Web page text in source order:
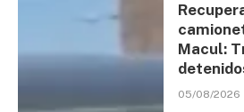
Macul:
05/08/2026